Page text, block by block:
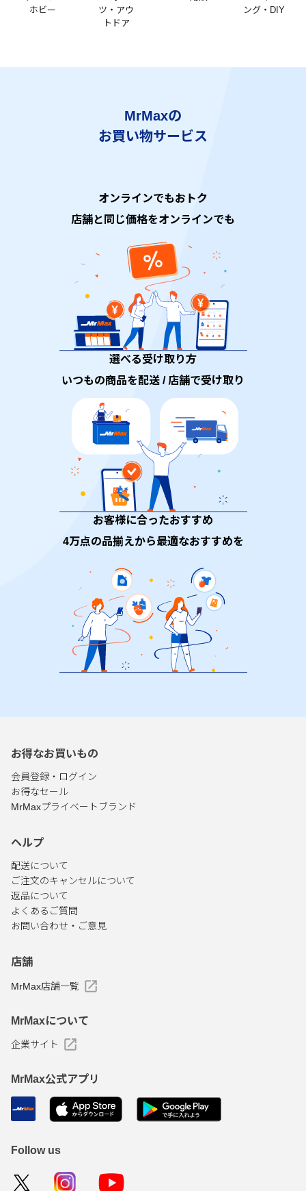
ホビー
ツ・アウ
トドア
ング・DIY
MrMaxの
お買い物サービス
オンラインでもおトク
店舗と同じ価格をオンラインでも
選べる受け取り方
いつもの商品を配送 / 店舗で受け取り
お客様に合ったおすすめ
4万点の品揃えから最適なおすすめを
お得なお買いもの
会員登録・ログイン
お得なセール
MrMaxプライベートブランド
ヘルプ
配送について
ご注文のキャンセルについて
返品について
よくあるご質問
お問い合わせ・ご意見
店舗
MrMax店舗一覧
MrMaxについて
企業サイト
MrMax公式アプリ
Follow us